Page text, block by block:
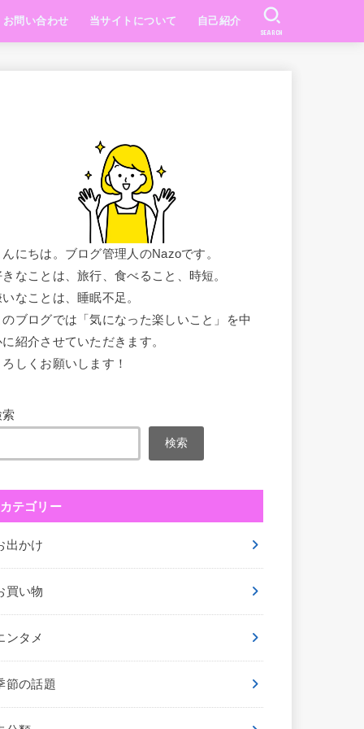
お問い合わせ 当サイトについて 自己紹介
SEARCH
んにちは。ブログ管理人のNazoです。
きなことは、旅行、食べること、時短。
いなことは、睡眠不足。
のブログでは「気になった楽しいこと」を中
に紹介させていただきます。
ろしくお願いします！
索
検索
カテゴリー
出かけ
買い物
ンタメ
節の話題